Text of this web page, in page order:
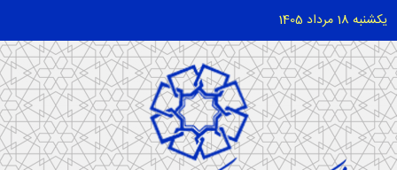
یکشنبه 18 مرداد 1405